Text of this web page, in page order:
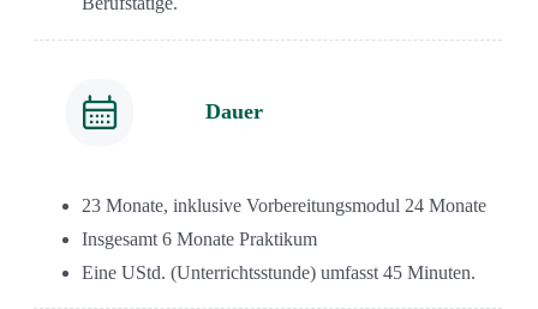
Dauer
23 Monate, inklusive Vorbereitungsmodul 24 Monate
Insgesamt 6 Monate Praktikum
Eine UStd. (Unterrichtsstunde) umfasst 45 Minuten.